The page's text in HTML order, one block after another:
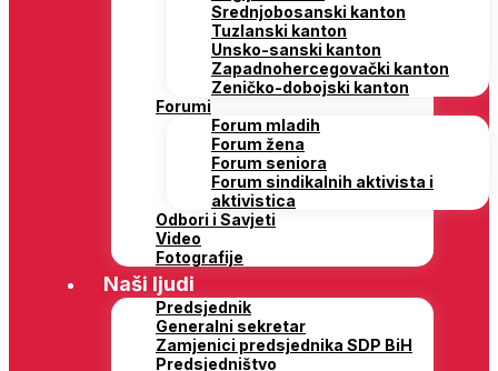
Srednjobosanski kanton
Tuzlanski kanton
Unsko-sanski kanton
Zapadnohercegovački kanton
Zeničko-dobojski kanton
Forumi
Forum mladih
Forum žena
Forum seniora
Forum sindikalnih aktivista i
aktivistica
Odbori i Savjeti
Video
Fotografije
Naši ljudi
Predsjednik
Generalni sekretar
Zamjenici predsjednika SDP BiH
Predsjedništvo